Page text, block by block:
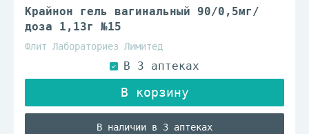
Крайнон гель вагинальный 90/0,5мг/
доза 1,13г №15
Флит Лабораториез Лимитед
В наличии в 3 аптеках